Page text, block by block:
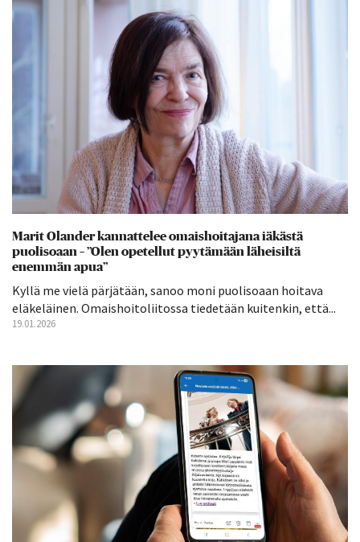
Marit Olander kannattelee omaishoitajana iäkästä
puolisoaan – ”Olen opetellut pyytämään läheisiltä
enemmän apua”
Kyllä me vielä pärjätään, sanoo moni puolisoaan hoitava
eläkeläinen. Omaishoitoliitossa tiedetään kuitenkin, että...
19.01.2026